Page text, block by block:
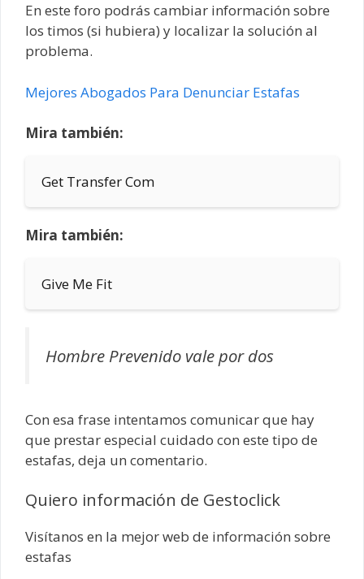
En este foro podrás cambiar información sobre
los timos (si hubiera) y localizar la solución al
problema.
Mejores Abogados Para Denunciar Estafas
Mira también:
Get Transfer Com
Mira también:
Give Me Fit
Hombre Prevenido vale por dos
Con esa frase intentamos comunicar que hay
que prestar especial cuidado con este tipo de
estafas, deja un comentario.
Quiero información de Gestoclick
Visítanos en la mejor web de información sobre
estafas